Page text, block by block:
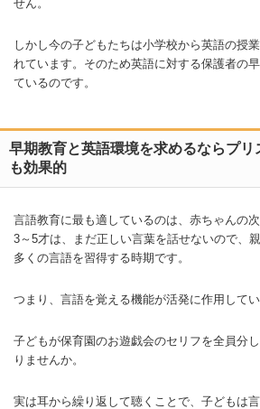
せん。
しかし今の子どもたちは小学校から英語の授
れています。そのため英語に対する保護者の
ているのです。
早期教育と英語環境を求めるならプ
も効果的
言語教育に最も適しているのは、赤ちゃんの次
3～5才は、まだ正しい言葉を話せないので、
多くの言語を習得する時期です。
つまり、言語を覚える機能が活発に作用してい
子どもが保育園のお遊戯会のセリフを全員分
りませんか。
実は耳から繰り返して聴くことで、子どもは